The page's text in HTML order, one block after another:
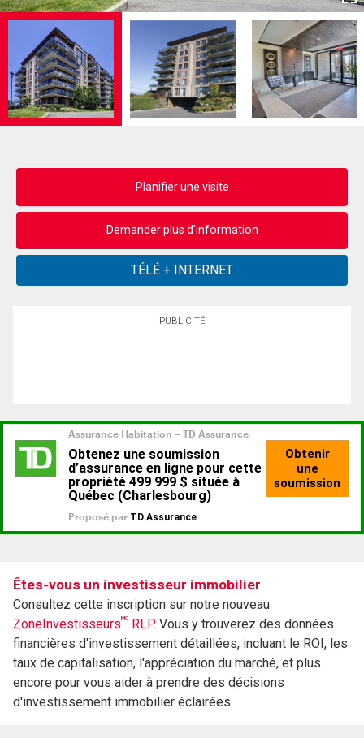
Planifier une visite
Demander plus d'information
PUBLICITÉ
Êtes-vous un investisseur immobilier
Consultez cette inscription sur notre nouveau
ZoneInvestisseursMC RLP. Vous y trouverez des données
financières d'investissement détaillées, incluant le ROI, les
taux de capitalisation, l'appréciation du marché, et plus
encore pour vous aider à prendre des décisions
d'investissement immobilier éclairées.